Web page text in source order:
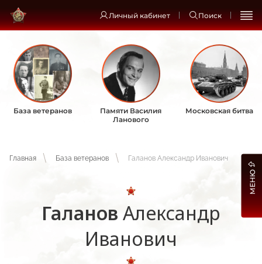
Личный кабинет Поиск
База ветеранов
Памяти Василия
Ланового
Московская битва
Главная База ветеранов Галанов Александр Иванович
Галанов Александр
Иванович
МЕНЮ